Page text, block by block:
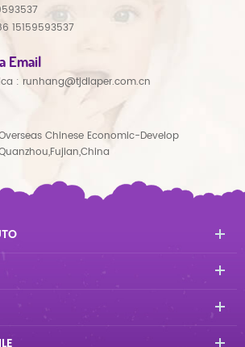
15159593537
Email
: runhang@tjdiaper.com.cn
Chinese Economic-Develop